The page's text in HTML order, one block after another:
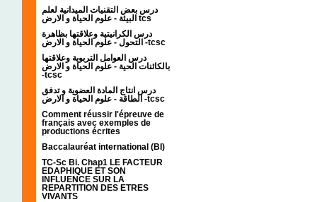
درس بعض التقنيات الميدانية لعلم
البيئة - علوم الحياة و الارض tcs
درس الكرانيتية وعلاقتها بظاهرة
التحول - علوم الحياة و الارض -tcsc
درس العوامل التربوية وعلاقتها
بالكائنات الحية - علوم الحياة و الارض
-tcsc
درس انتاج المادة العضوية و تدفق
الطاقة - علوم الحياة و الارض -tcsc
Comment réussir l'épreuve de
français avec exemples de
productions écrites
Baccalauréat international (BI)
TC-Sc Bi. Chap1 LE FACTEUR
EDAPHIQUE ET SON
INFLUENCE SUR LA
REPARTITION DES ETRES
VIVANTS